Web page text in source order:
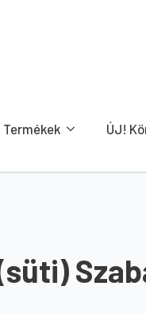
Termékek ÚJ!